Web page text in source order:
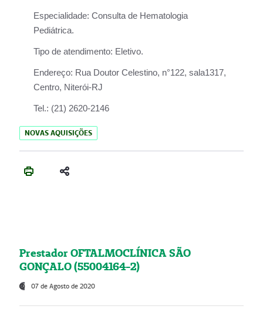
Especialidade: Consulta de Hematologia
Pediátrica.
Tipo de atendimento: Eletivo.
Endereço: Rua Doutor Celestino, n°122, sala1317,
Centro, Niterói-RJ
Tel.: (21) 2620-2146
NOVAS AQUISIÇÕES
Prestador OFTALMOCLÍNICA SÃO
GONÇALO (55004164-2)
07 de Agosto de 2020